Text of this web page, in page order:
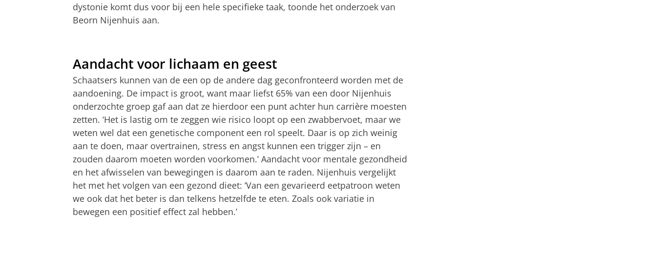
dystonie komt dus voor bij een hele specifieke taak, toonde het onderzoek van
Beorn Nijenhuis aan.
Aandacht voor lichaam en geest
Schaatsers kunnen van de een op de andere dag geconfronteerd worden met de
aandoening. De impact is groot, want maar liefst 65% van een door Nijenhuis
onderzochte groep gaf aan dat ze hierdoor een punt achter hun carrière moesten
zetten. ‘Het is lastig om te zeggen wie risico loopt op een zwabbervoet, maar we
weten wel dat een genetische component een rol speelt. Daar is op zich weinig
aan te doen, maar overtrainen, stress en angst kunnen een trigger zijn – en
zouden daarom moeten worden voorkomen.’ Aandacht voor mentale gezondheid
en het afwisselen van bewegingen is daarom aan te raden. Nijenhuis vergelijkt
het met het volgen van een gezond dieet: ‘Van een gevarieerd eetpatroon weten
we ook dat het beter is dan telkens hetzelfde te eten. Zoals ook variatie in
bewegen een positief effect zal hebben.’